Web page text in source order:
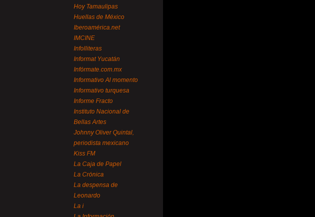
Hoy Tamaulipas
Huellas de México
Iberoamérica.net
IMCINE
Infolliteras
Informat Yucatán
Infórmate.com.mx
Informativo Al momento
Informativo turquesa
Informe Fracto
Instituto Nacional de
Bellas Artes
Johnny Oliver Quintal,
periodista mexicano
Kiss FM
La Caja de Papel
La Crónica
La despensa de
Leonardo
La i